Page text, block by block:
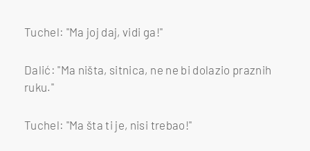
Tuchel: "Ma joj daj, vidi ga!"
Dalić: "Ma ništa, sitnica, ne ne bi dolazio praznih
ruku."
Tuchel: "Ma šta ti je, nisi trebao!"